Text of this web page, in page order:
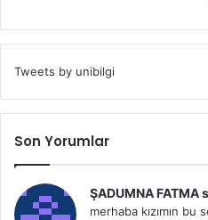
Tweets by unibilgi
Son Yorumlar
ŞADUMNA FATMA
merhaba kızımın